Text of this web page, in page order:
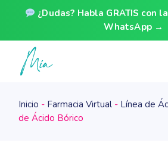
¿Dudas? Habla GRATIS con
WhatsApp →
Skip
content
Inicio Farmacia Virtual Línea de
de Ácido Bórico